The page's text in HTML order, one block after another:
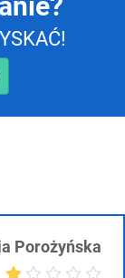
Porożyńska